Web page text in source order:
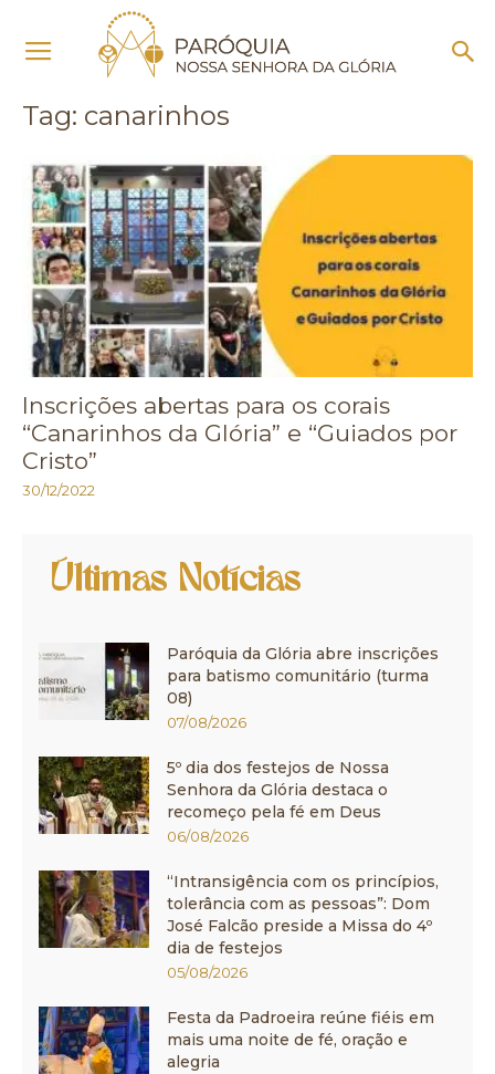
Canarinhos
Tag: canarinhos
Inscrições abertas para os corais
“Canarinhos da Glória” e “Guiados por
Cristo”
30/12/2022
Últimas Notícias
Paróquia da Glória abre inscrições
para batismo comunitário (turma
08)
07/08/2026
5º dia dos festejos de Nossa
Senhora da Glória destaca o
recomeço pela fé em Deus
06/08/2026
“Intransigência com os princípios,
tolerância com as pessoas”: Dom
José Falcão preside a Missa do 4º
dia de festejos
05/08/2026
Festa da Padroeira reúne fiéis em
mais uma noite de fé, oração e
alegria